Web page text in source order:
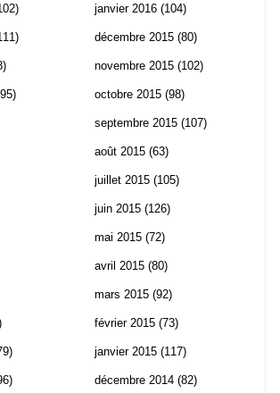
janvier 2016 (104)
décembre 2015 (80)
novembre 2015 (102)
octobre 2015 (98)
septembre 2015 (107)
août 2015 (63)
juillet 2015 (105)
juin 2015 (126)
mai 2015 (72)
avril 2015 (80)
mars 2015 (92)
février 2015 (73)
janvier 2015 (117)
décembre 2014 (82)